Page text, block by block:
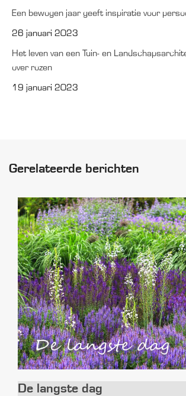
Een bewogen jaar geeft inspiratie voor
26 januari 2023
Het leven van een Tuin- en
over rozen
19 januari 2023
Gerelateerde berichten
De langste dag